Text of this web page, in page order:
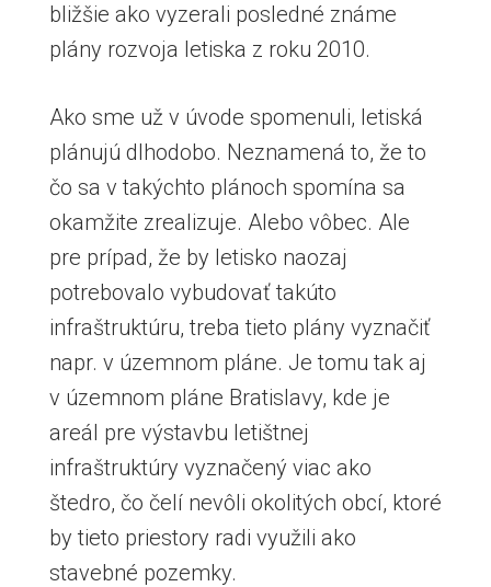
bližšie ako vyzerali posledné známe
plány rozvoja letiska z roku 2010.
Ako sme už v úvode spomenuli, letiská
plánujú dlhodobo. Neznamená to, že to
čo sa v takýchto plánoch spomína sa
okamžite zrealizuje. Alebo vôbec. Ale
pre prípad, že by letisko naozaj
potrebovalo vybudovať takúto
infraštruktúru, treba tieto plány vyznačiť
napr. v územnom pláne. Je tomu tak aj
v územnom pláne Bratislavy, kde je
areál pre výstavbu letištnej
infraštruktúry vyznačený viac ako
štedro, čo čelí nevôli okolitých obcí, ktoré
by tieto priestory radi využili ako
stavebné pozemky.